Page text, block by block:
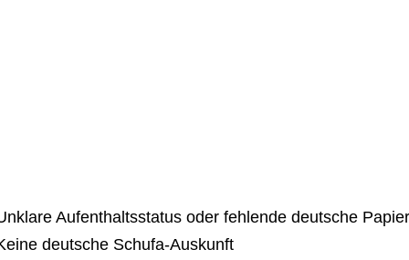
Aufenthaltsstatus oder fehlende deutsche
deutsche Schufa-Auskunft